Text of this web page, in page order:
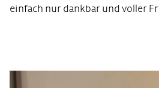
einfach nur dankbar und voller